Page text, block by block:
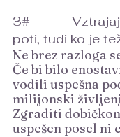
3#		 Vztrajaj na začrtani
poti, tudi ko je
Ne brez razloga
Če bi bilo
vodili uspešna
milijonski
Zgraditi
uspešen posel ni